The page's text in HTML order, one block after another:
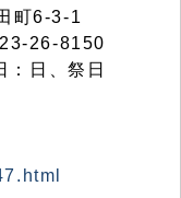
町6-3-1
26-8150
日、祭日